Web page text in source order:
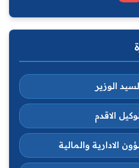
الوزير
الاقدم
الادارية والمالية